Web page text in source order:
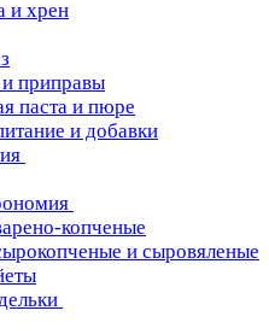
и хрен
приправы
паста и пюре
и добавки
копченые
и сыровяленые